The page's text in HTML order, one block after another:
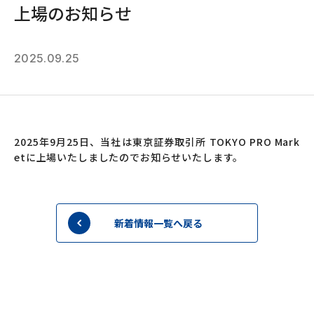
上場のお知らせ
2025.09.25
2025年9月25日、当社は東京証券取引所 TOKYO PRO Mark
etに上場いたしましたのでお知らせいたします。
新着情報一覧へ戻る